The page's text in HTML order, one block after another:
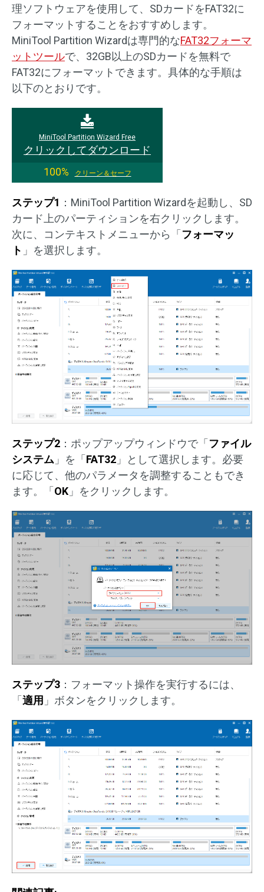
理ソフトウェアを使用して、SDカードをFAT32に
フォーマットすることをおすすめします。
MiniTool Partition Wizardは専門的なFAT32フォーマ
ットツールで、32GB以上のSDカードを無料で
FAT32にフォーマットできます。具体的な手順は
以下のとおりです。
MiniTool Partition Wizard Free
クリックしてダウンロード
100%
クリーン＆セーフ
ステップ1 ：MiniTool Partition Wizardを起動し、SD
カード上のパーティションを右クリックします。
次に、コンテキストメニューから「 フォーマッ
ト 」を選択します。
ステップ2 ：ポップアップウィンドウで「ファイル
システム 」を「FAT32 」として選択します。必要
に応じて、他のパラメータを調整することもでき
ます。「OK 」をクリックします。
ステップ3 ：フォーマット操作を実行するには、
「適用 」ボタンをクリックします。